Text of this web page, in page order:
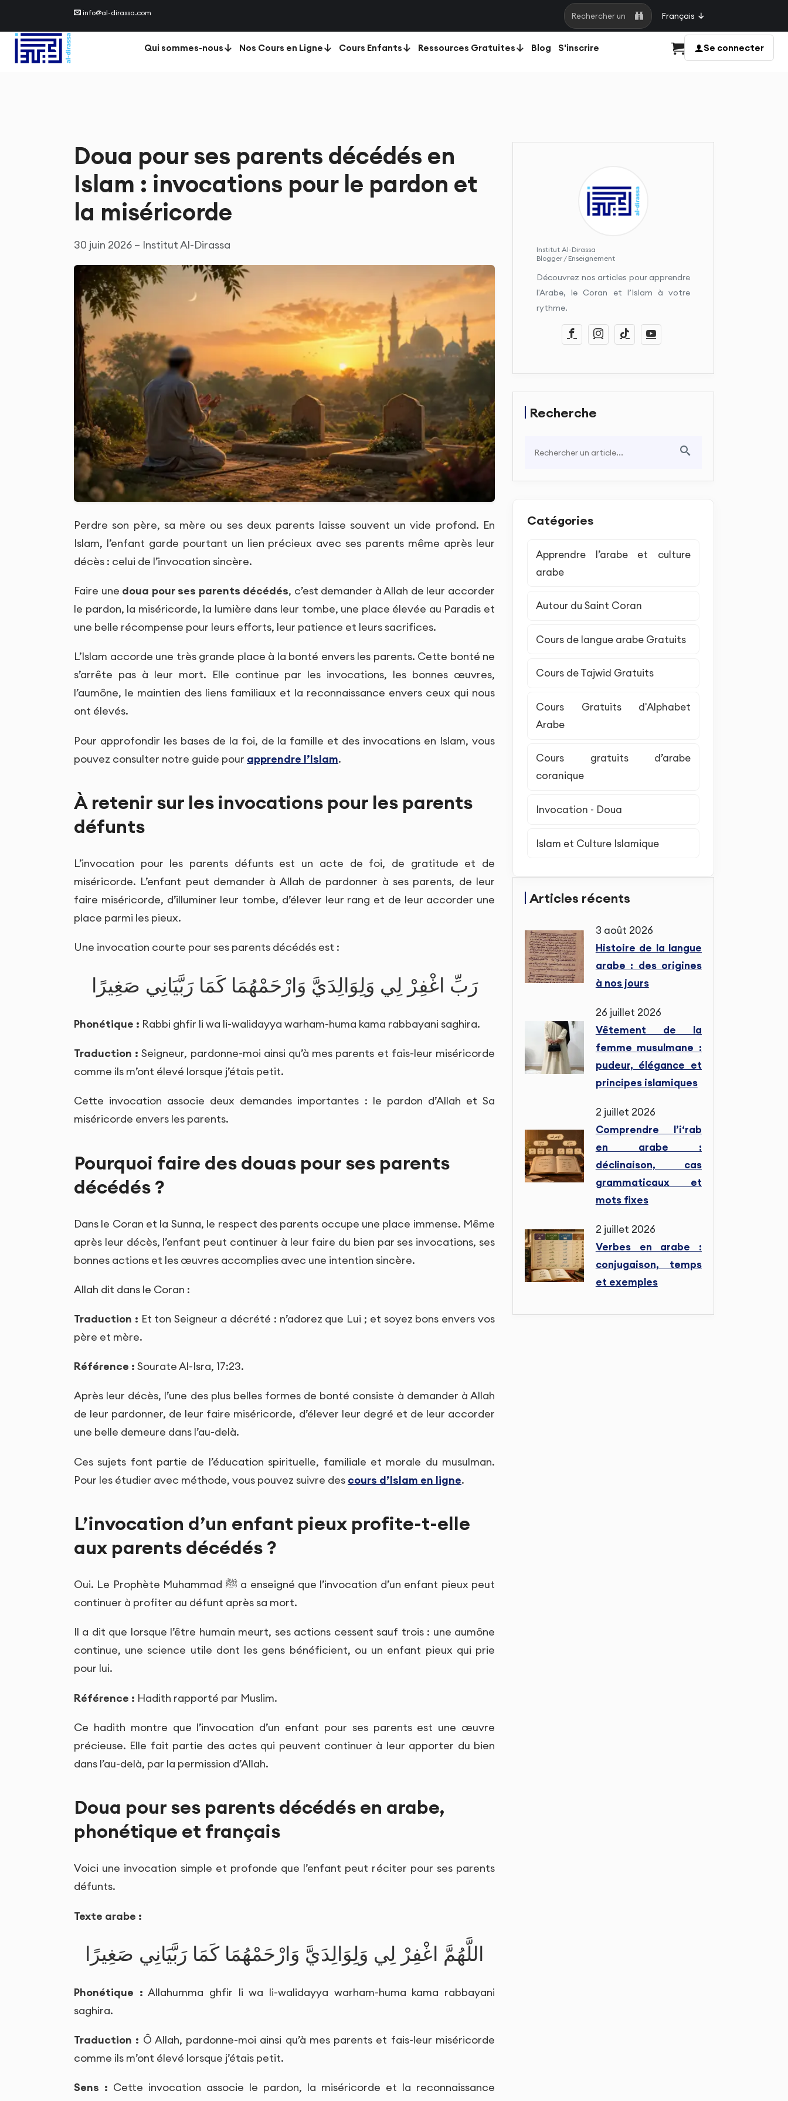
info@al-dirassa.com
Rechercher une page
Français
Qui sommes-nous Nos Cours en Ligne Cours Enfants Ressources Gratuites Blog S'inscrire
Panier
Se connecter
Doua pour ses parents décédés en
Islam : invocations pour le pardon et
la miséricorde
30 juin 2026 – Institut Al-Dirassa
Perdre son père, sa mère ou ses deux parents laisse souvent un vide profond. En
Islam, l’enfant garde pourtant un lien précieux avec ses parents même après leur
décès : celui de l’invocation sincère.
Faire une doua pour ses parents décédés, c’est demander à Allah de leur accorder
le pardon, la miséricorde, la lumière dans leur tombe, une place élevée au Paradis et
une belle récompense pour leurs efforts, leur patience et leurs sacrifices.
L’Islam accorde une très grande place à la bonté envers les parents. Cette bonté ne
s’arrête pas à leur mort. Elle continue par les invocations, les bonnes œuvres,
l’aumône, le maintien des liens familiaux et la reconnaissance envers ceux qui nous
ont élevés.
Pour approfondir les bases de la foi, de la famille et des invocations en Islam, vous
pouvez consulter notre guide pour apprendre l’Islam.
À retenir sur les invocations pour les parents
défunts
L’invocation pour les parents défunts est un acte de foi, de gratitude et de
miséricorde. L’enfant peut demander à Allah de pardonner à ses parents, de leur
faire miséricorde, d’illuminer leur tombe, d’élever leur rang et de leur accorder une
place parmi les pieux.
Une invocation courte pour ses parents décédés est :
رَبِّ اغْفِرْ لِي وَلِوَالِدَيَّ وَارْحَمْهُمَا كَمَا رَبَّيَانِي صَغِيرًا
Phonétique : Rabbi ghfir li wa li-walidayya warham-huma kama rabbayani saghira.
Traduction : Seigneur, pardonne-moi ainsi qu’à mes parents et fais-leur miséricorde
comme ils m’ont élevé lorsque j’étais petit.
Cette invocation associe deux demandes importantes : le pardon d’Allah et Sa
miséricorde envers les parents.
Pourquoi faire des douas pour ses parents
décédés ?
Dans le Coran et la Sunna, le respect des parents occupe une place immense. Même
après leur décès, l’enfant peut continuer à leur faire du bien par ses invocations, ses
bonnes actions et les œuvres accomplies avec une intention sincère.
Allah dit dans le Coran :
Traduction : Et ton Seigneur a décrété : n’adorez que Lui ; et soyez bons envers vos
père et mère.
Référence : Sourate Al-Isra, 17:23.
Après leur décès, l’une des plus belles formes de bonté consiste à demander à Allah
de leur pardonner, de leur faire miséricorde, d’élever leur degré et de leur accorder
une belle demeure dans l’au-delà.
Ces sujets font partie de l’éducation spirituelle, familiale et morale du musulman.
Pour les étudier avec méthode, vous pouvez suivre des cours d’Islam en ligne.
L’invocation d’un enfant pieux profite-t-elle
aux parents décédés ?
Oui. Le Prophète Muhammad ﷺ a enseigné que l’invocation d’un enfant pieux peut
continuer à profiter au défunt après sa mort.
Il a dit que lorsque l’être humain meurt, ses actions cessent sauf trois : une aumône
continue, une science utile dont les gens bénéficient, ou un enfant pieux qui prie
pour lui.
Référence : Hadith rapporté par Muslim.
Ce hadith montre que l’invocation d’un enfant pour ses parents est une œuvre
précieuse. Elle fait partie des actes qui peuvent continuer à leur apporter du bien
dans l’au-delà, par la permission d’Allah.
Doua pour ses parents décédés en arabe,
phonétique et français
Voici une invocation simple et profonde que l’enfant peut réciter pour ses parents
défunts.
Texte arabe :
اللَّهُمَّ اغْفِرْ لِي وَلِوَالِدَيَّ وَارْحَمْهُمَا كَمَا رَبَّيَانِي صَغِيرًا
Phonétique : Allahumma ghfir li wa li-walidayya warham-huma kama rabbayani
saghira.
Traduction : Ô Allah, pardonne-moi ainsi qu’à mes parents et fais-leur miséricorde
comme ils m’ont élevé lorsque j’étais petit.
Sens : Cette invocation associe le pardon, la miséricorde et la reconnaissance
Institut Al-Dirassa
Blogger / Enseignement
Découvrez nos articles pour apprendre
l'Arabe, le Coran et l’Islam à votre
rythme.
Recherche
Catégories
Apprendre l’arabe et culture
arabe
Autour du Saint Coran
Cours de langue arabe Gratuits
Cours de Tajwid Gratuits
Cours Gratuits d'Alphabet
Arabe
Cours gratuits d’arabe
coranique
Invocation - Doua
Islam et Culture Islamique
Articles récents
3 août 2026
Histoire de la langue
arabe : des origines
à nos jours
26 juillet 2026
Vêtement de la
femme musulmane :
pudeur, élégance et
principes islamiques
2 juillet 2026
Comprendre l’i‘rab
en arabe :
déclinaison, cas
grammaticaux et
mots fixes
2 juillet 2026
Verbes en arabe :
conjugaison, temps
et exemples